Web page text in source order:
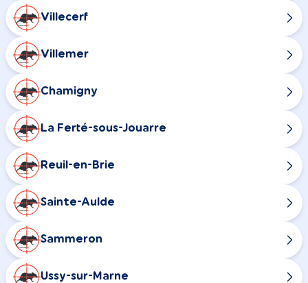
Villecerf
Villemer
Chamigny
La Ferté-sous-Jouarre
Reuil-en-Brie
Sainte-Aulde
Sammeron
Ussy-sur-Marne